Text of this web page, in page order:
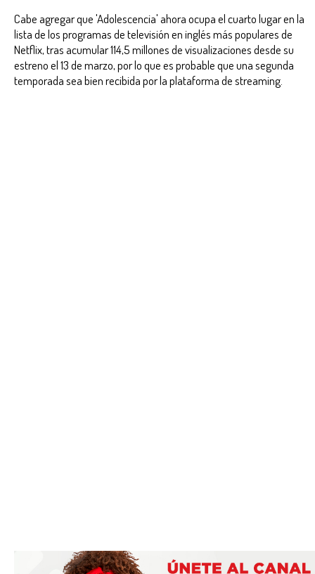
Cabe agregar que 'Adolescencia' ahora ocupa el cuarto lugar en la
lista de los programas de televisión en inglés más populares de
Netflix, tras acumular 114,5 millones de visualizaciones desde su
estreno el 13 de marzo, por lo que es probable que una segunda
temporada sea bien recibida por la plataforma de streaming.